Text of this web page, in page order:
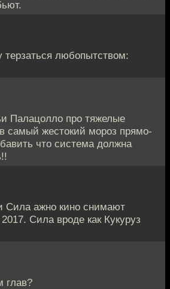
терзаться любопытством:
Палацолло про тяжелые
самый жестокий мороз прямо-
что система должна
Сила ажно кино снимают
Сила вроде как Кукуруз
глав?